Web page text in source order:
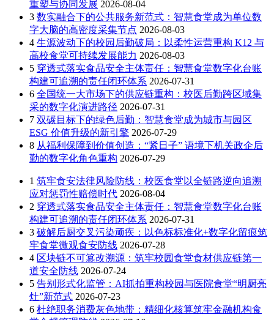
重塑与协同发展 2026-08-04
3 数实融合下的公共服务新范式：智慧食堂成为单位数
字大脑的高密度采集节点 2026-08-03
4 生源波动下的校园后勤破局：以柔性运营重构 K12 与
高校食堂可持续发展能力 2026-08-03
5 穿透式落实食品安全主体责任：智慧食堂数字化台账
构建可追溯的责任闭环体系 2026-07-31
6 全国统一大市场下的供应链重构：校医后勤跨区域集
采的数字化演进路径 2026-07-31
7 双碳目标下的绿色后勤：智慧食堂成为城市与园区
ESG 价值升级的新引擎 2026-07-29
8 从福利保障到价值创造：“紧日子” 语境下机关政企后
勤的数字化角色重构 2026-07-29
1 筑牢食安法律风险防线：校医食堂以全链路逆向追溯
应对惩罚性赔偿时代 2026-08-04
2 穿透式落实食品安全主体责任：智慧食堂数字化台账
构建可追溯的责任闭环体系 2026-07-31
3 破解后厨交叉污染顽疾：以色标标准化+数字化留痕筑
牢食堂微观食安防线 2026-07-28
4 区块链不可篡改溯源：筑牢校园食堂食材供应链第一
道安全防线 2026-07-24
5 告别形式化监管：AI抓拍重构校园与医院食堂“明厨亮
灶”新范式 2026-07-23
6 杜绝职务消费灰色地带：精细化核算筑牢金融机构食